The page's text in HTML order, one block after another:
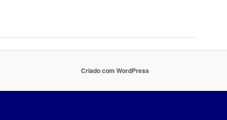
Criado com WordPress